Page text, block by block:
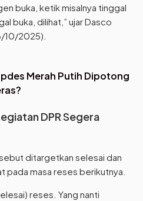
buka, ketik misalnya tinggal
buka, dilihat,” ujar Dasco
10/2025).
Merah Putih Dipotong
DPR Segera
ditargetkan selesai dan
pada masa reses berikutnya.
reses. Yang nanti